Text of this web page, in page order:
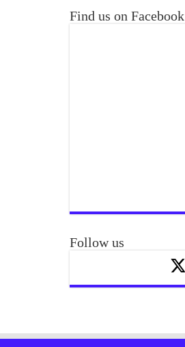
Find us on Facebook
Follow us